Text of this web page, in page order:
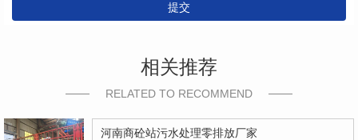
提交
相关推荐
RELATED TO RECOMMEND
河南商砼站污水处理零排放厂家